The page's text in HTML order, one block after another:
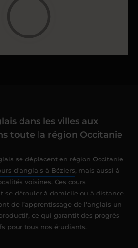
dans les villes aux
toute la région Occitanie
se déplacent en région Occitanie
d'anglais à Béziers, mais aussi à
voisines. Ces cours
se dérouler à domicile ou à distance.
de l’apprentissage de l'anglais un
ce qui garantit des progrès
pour tous nos étudiants.